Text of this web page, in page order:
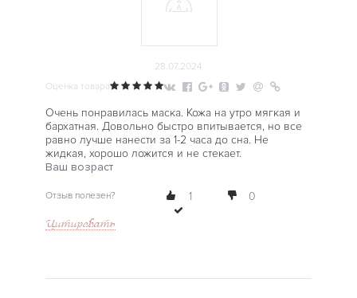
28.07.2024
Оценка товара
Очень понравилась маска. Кожа на утро мягкая и
бархатная. Довольно быстро впитывается, но все
равно лучше нанести за 1-2 часа до сна. Не
жидкая, хорошо ложится и не стекает.
Ваш возраст
Отзыв полезен? 1 0
Цитировать